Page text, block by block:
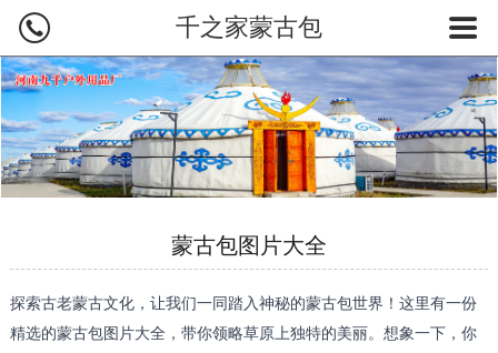
蒙古包产品
蒙古包价格
蒙古包图片
蒙古包介绍
新闻案例
千之家蒙古包
蒙古包图片大全
探索古老蒙古文化，让我们一同踏入神秘的蒙古包世界！这里有一份
精选的蒙古包图片大全，带你领略草原上独特的美丽。想象一下，你